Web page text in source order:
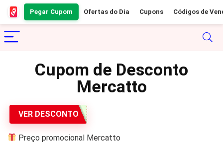
Pegar Cupom Ofertas do Dia Cupons Códigos de
Cupom de Desconto
Mercatto
VER DESCONTO
Preço promocional Mercatto